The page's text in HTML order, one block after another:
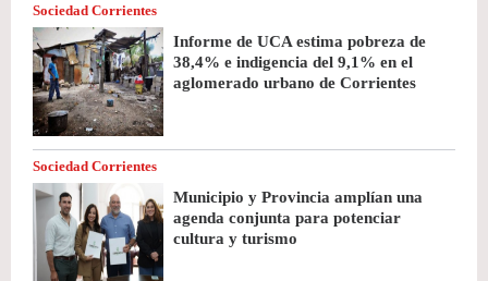
Sociedad Corrientes
Informe de UCA estima pobreza de
38,4% e indigencia del 9,1% en el
aglomerado urbano de Corrientes
Sociedad Corrientes
Municipio y Provincia amplían una
agenda conjunta para potenciar
cultura y turismo